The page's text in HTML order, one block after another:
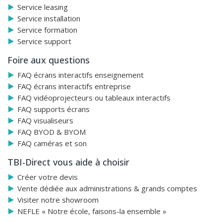
mm)
Sortie HDMI pour relecture en full HD des vidéos
enregistrées.
Micro intégré
Stockage sur mémoire interne, carte SDHC ou clé
USB
Menus sur écran extrêmement intuitifs
Lampe LED intégrée avec durée de vie de 20.000
heures
Logiciel Suite A+ incluant A+ Plug-in pour
PowerPoint, Word et Excel, et logiciel pour
visualiseur AVerVision 4
Annotations intégrées
Service leasing
Service installation
Service formation
Service support
Foire aux questions
FAQ écrans interactifs enseignement
FAQ écrans interactifs entreprise
FAQ vidéoprojecteurs ou tableaux interactifs
FAQ supports écrans
FAQ visualiseurs
FAQ BYOD & BYOM
FAQ caméras et son
TBI-Direct vous aide à choisir
Créer votre devis
Vente dédiée aux administrations & grands comptes
Visiter notre showroom
NEFLE « Notre école, faisons-la ensemble »